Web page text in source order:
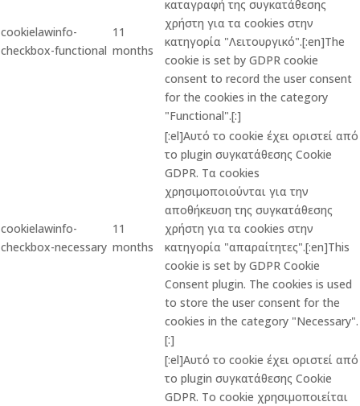
cookielawinfo-
checkbox-functional
11
months
καταγραφή της συγκατάθεσης
χρήστη για τα cookies στην
κατηγορία "Λειτουργικό".[:en]The
cookie is set by GDPR cookie
consent to record the user consent
for the cookies in the category
"Functional".[:]
cookielawinfo-
checkbox-necessary
11
months
[:el]Αυτό το cookie έχει οριστεί από
το plugin συγκατάθεσης Cookie
GDPR. Τα cookies
χρησιμοποιούνται για την
αποθήκευση της συγκατάθεσης
χρήστη για τα cookies στην
κατηγορία "απαραίτητες".[:en]This
cookie is set by GDPR Cookie
Consent plugin. The cookies is used
to store the user consent for the
cookies in the category "Necessary".
[:]
[:el]Αυτό το cookie έχει οριστεί από
το plugin συγκατάθεσης Cookie
GDPR. Το cookie χρησιμοποιείται